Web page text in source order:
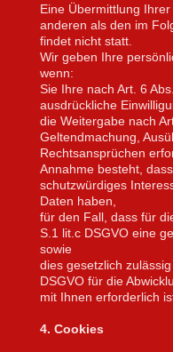
Eine Übermittlung
anderen als den im
findet nicht statt.
Wir geben Ihre
wenn:
Sie Ihre nach Art. 6
ausdrückliche
die Weitergabe nach
Geltendmachung,
Rechtsansprüchen
Annahme besteht,
schutzwürdiges
Daten haben,
für den Fall, dass für
S.1 lit.c DSGVO eine
sowie
dies gesetzlich
DSGVO für die
mit Ihnen erforderlich
4. Cookies